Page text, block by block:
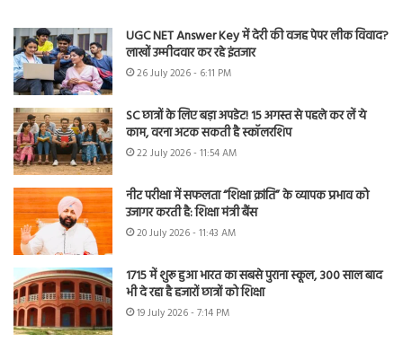
UGC NET Answer Key में देरी की वजह पेपर लीक विवाद?
लाखों उम्मीदवार कर रहे इंतजार
26 July 2026 - 6:11 PM
SC छात्रों के लिए बड़ा अपडेट! 15 अगस्त से पहले कर लें ये
काम, वरना अटक सकती है स्कॉलरशिप
22 July 2026 - 11:54 AM
नीट परीक्षा में सफलता “शिक्षा क्रांति” के व्यापक प्रभाव को
उजागर करती है: शिक्षा मंत्री बैंस
20 July 2026 - 11:43 AM
1715 में शुरू हुआ भारत का सबसे पुराना स्कूल, 300 साल बाद
भी दे रहा है हजारों छात्रों को शिक्षा
19 July 2026 - 7:14 PM